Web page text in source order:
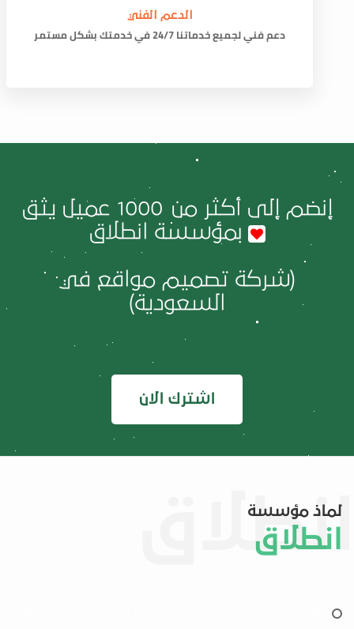
الدعم الفني
دعم فني لجميع خدماتنا 24/7 في خدمتك بشكل مستمر
إنضم إلى أكثر من 1000 عميل يثق
بمؤسسة انطلاق
(شركة تصميم مواقع في
السعودية)
اشترك الان
لماذ مؤسسة
انطلاق